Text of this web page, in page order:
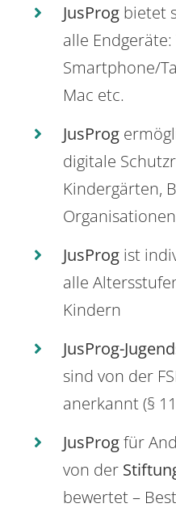
JusProg bietet
alle
Smartphone/
Mac etc.
JusProg
digitale
Kindergärten,
JusProg ist
alle
Kindern
JusProg-
sind von der
anerkannt (§ 11
JusProgfür
von der
bewertet –